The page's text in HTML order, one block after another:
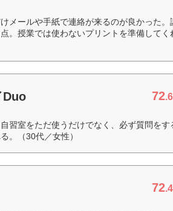
メールや手紙で連絡が来るのが良かった。
。授業では使わないプリントを準備してく
Duo 72
習室をただ使うだけでなく、必ず質問をす
。（30代／女性）
72